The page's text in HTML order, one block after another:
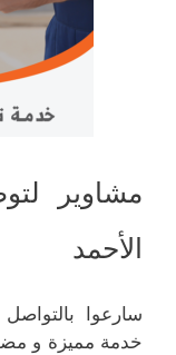
مشاوير
الأحمد
سارعوا
خدمة مميزة و